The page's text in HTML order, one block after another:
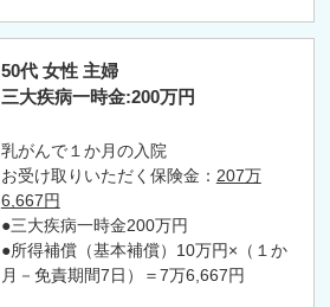
50代 女性 主婦
三大疾病一時金:200万円
乳がんで１か月の入院
お受け取りいただく保険金： 207万
6,667円
●三大疾病一時金200万円
●所得補償（基本補償）10万円×（１か
月－免責期間7日）＝7万6,667円